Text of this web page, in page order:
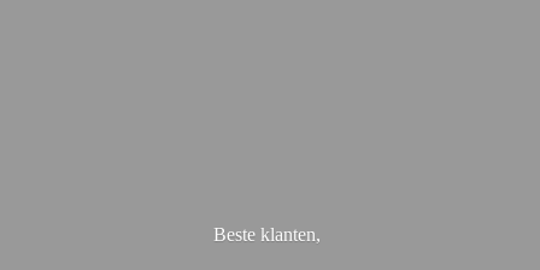
Beste klanten,